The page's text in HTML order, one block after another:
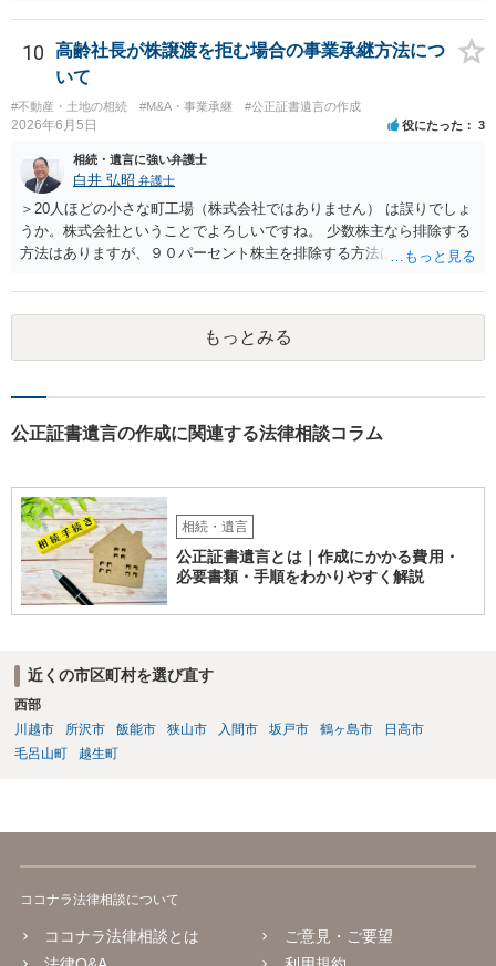
無・内容について説明してよい」旨を明確に伝えてもらい、委任状の
写しを添付して、期限を区切って書面で回答を求めることが考えられ
ます。それでも回答がない場合には、母親本人の意思能力や真意、兄
による不当な関与の有無も含めて、別の弁護士に資料（遺言書案、委
任状、母親の発言内容、弁護士との連絡履歴、兄とのやり取り等）を
示して相談した方がよいように思います。
投資信託は他の相続人にというような分け方をするのか等について
は、相続人間で遺産分割協議により決める必要があります）。
10
高齢社長が株譲渡を拒む場合の事業承継方法につ
いて
#不動産・土地の相続 #M&A・事業承継 #公正証書遺言の作成
2026年6月5日 役にたった 3
相続・遺言に強い弁護士
白井 弘昭 弁護士
＞20人ほどの小さな町工場（株式会社ではありません） は誤りでしょ
うか。株式会社ということでよろしいですね。 少数株主なら排除する
方法はありますが、９０パーセント株主を排除する方法は現実的にあ
るか、家族を説得して承継させるかしかないでしょう。 また、出資者
がいれば、全員で会社を辞めて新たな会社を立ち上げることも考えら
れます。 それか、しばらく我慢して、社長が没した後に相続人から承
継させるしかないように思えます。 私見ながらご参考まで。
もっとみる
公正証書遺言の作成に関連する法律相談コラム
相続・遺言
公正証書遺言とは｜作成にかかる費用・
必要書類・手順をわかりやすく解説
近くの市区町村を選び直す
西部
川越市
所沢市 飯能市 狭山市 入間市 坂戸市 鶴ヶ島市
日高市
毛呂山町
越生町
ココナラ法律相談について
ココナラ法律相談とは
ご意見・ご要望